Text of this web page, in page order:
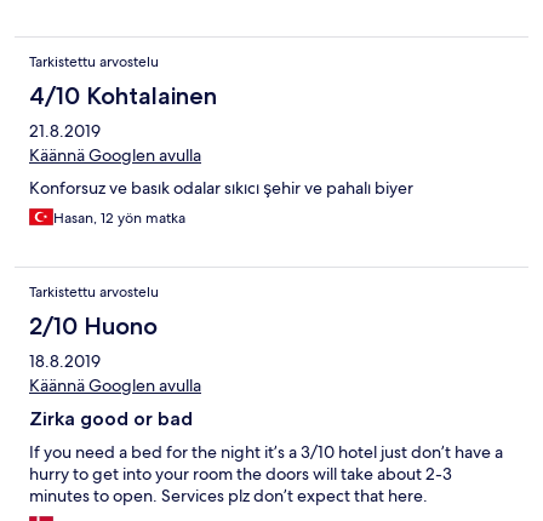
Tarkistettu arvostelu
4/10 Kohtalainen
21.8.2019
Käännä Googlen avulla
Konforsuz ve basık odalar sıkıcı şehir ve pahalı biyer
Hasan, 12 yön matka
Tarkistettu arvostelu
2/10 Huono
18.8.2019
Käännä Googlen avulla
Zirka good or bad
If you need a bed for the night it’s a 3/10 hotel just don’t have a
hurry to get into your room the doors will take about 2-3
minutes to open. Services plz don’t expect that here.